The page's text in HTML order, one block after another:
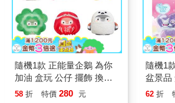
隨機1款 正能量企鵝 為你
加油 盒玩 公仔 擺飾 換裝
公仔 植絨公仔 植絨玩偶
58 折 特價 280 元
隨機1
盆景品
景 水晶
62 折